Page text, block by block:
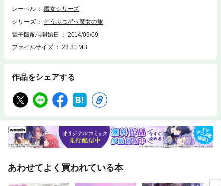
レーベル
魔女シリーズ
シリーズ
どうぶつ星へ魔女の旅
電子版配信開始日
2014/09/09
ファイルサイズ
28.80 MB
作品をシェアする
あわせてよく買われている本